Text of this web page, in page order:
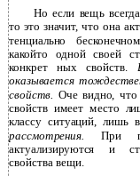
Но если вещь
то это значит, что она
тенциально
какойто одной своей
конкрет­ ных свойств.
оказывается
свойств. Оче­ видно, что
свойств имеет место
классу ситуаций,
рассмотрения. При
актуализируются и
свойства вещи.